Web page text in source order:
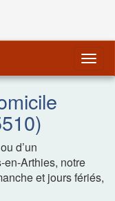
d’un
en-Arthies, notre
et jours fériés,